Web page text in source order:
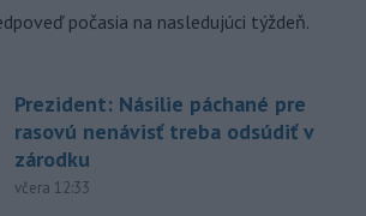
počasia na nasledujúci týždeň.
Prezident: Násilie páchané pre
rasovú nenávisť treba odsúdiť v
zárodku
včera 12:33